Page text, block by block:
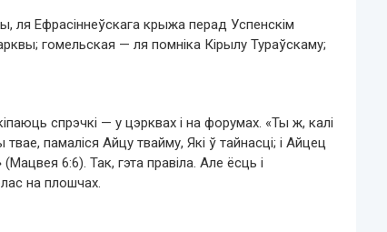
ля Ефрасіннеўскага крыжа перад Успенскім
гомельская — ля помніка Кірылу Тураўскаму;
спрэчкі — у цэрквах і на форумах. «Ты ж, калі
памаліся Айцу твайму, Які ў тайнасці; і Айцец
6:6). Так, гэта правіла. Але ёсць і
на плошчах.